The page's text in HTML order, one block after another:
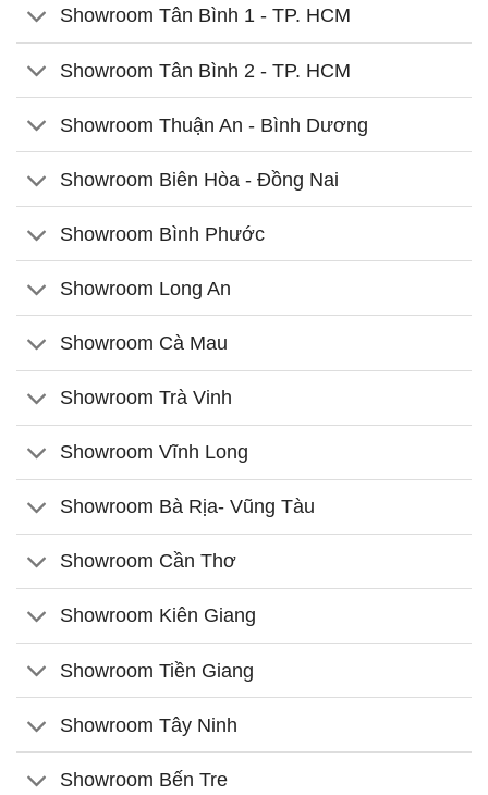
Showroom Tân Bình 1 - TP. HCM
Showroom Tân Bình 2 - TP. HCM
Showroom Thuận An - Bình Dương
Showroom Biên Hòa - Đồng Nai
Showroom Bình Phước
Showroom Long An
Showroom Cà Mau
Showroom Trà Vinh
Showroom Vĩnh Long
Showroom Bà Rịa- Vũng Tàu
Showroom Cần Thơ
Showroom Kiên Giang
Showroom Tiền Giang
Showroom Tây Ninh
Showroom Bến Tre